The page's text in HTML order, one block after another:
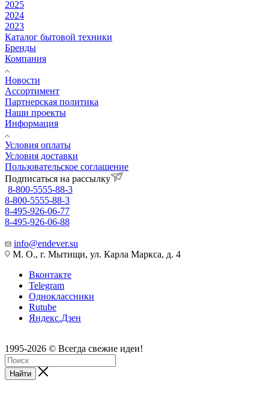
2025
2024
2023
Каталог бытовой техники
Бренды
Компания
Новости
Ассортимент
Партнерская политика
Наши проекты
Информация
Условия оплаты
Условия доставки
Пользовательское соглашение
Подписаться на рассылку
8-800-5555-88-3
8-800-5555-88-3
8-495-926-06-77
8-495-926-06-88
info@endever.su
М. О., г. Мытищи, ул. Карла Маркса, д. 4
Вконтакте
Telegram
Одноклассники
Rutube
Яндекс.Дзен
1995-2026 © Всегда свежие идеи!
Найти